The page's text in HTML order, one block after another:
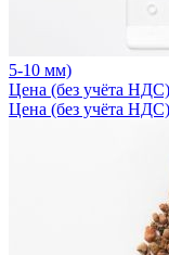
5-10 мм)
Цена (без учёта
Цена (без учёта НДС)